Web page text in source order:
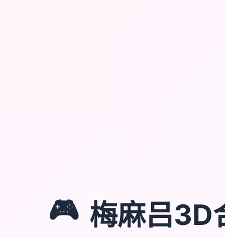
🎮 梅麻吕3D